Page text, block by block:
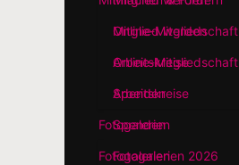
Online-Mitgliedschaft
Arbeitskreise
Spenden
Fotogalerien
Fotogalerien 2026